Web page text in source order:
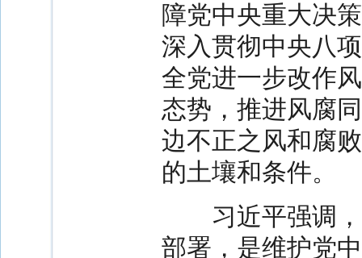
障党中央重大决
深入贯彻中央八
全党进一步改作
态势，推进风腐
边不正之风和腐
的土壤和条件。
习近平强调，
部署，是维护党